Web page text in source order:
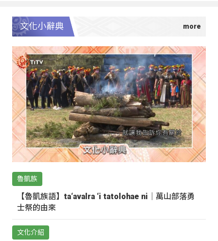
文化小辭典
魯凱族
【魯凱族語】ta‘avalra ‘i tatolohae ni｜萬山部落勇
士祭的由來
文化介紹